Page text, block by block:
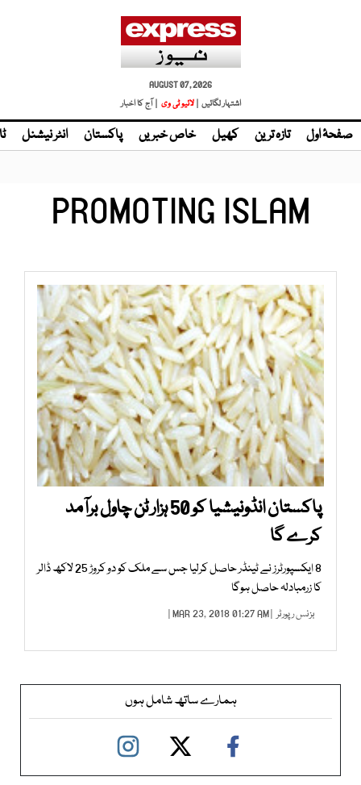
AUGUST 07, 2026
اشتہار لگائیں | لائیو ٹی وی | آج کا اخبار
صفحۂ اول تازہ ترین کھیل خاص خبریں پاکستان انٹر نیشنل
PROMOTING ISLAM
پاکستان انڈونیشیا کو 50 ہزار ٹن چاول برآمد
کرے گا
8 ایکسپورٹرز نے ٹینڈر حاصل کرلیا جس سے ملک کو دو کروڑ 25 لاکھ ڈالر
کا زرمبادلہ حاصل ہوگا
بزنس رپورٹر | MAR 23, 2018 01:27 AM |
ہمارے ساتھ شامل ہوں